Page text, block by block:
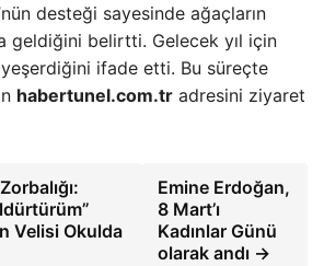
desteği sayesinde ağaçların
geldiğini belirtti. Gelecek yıl için
yeşerdiğini ifade etti. Bu süreçte
habertunel.com.tr adresini ziyaret
Velisi Okulda
Emine Erdoğan,
8 Mart’ı
Kadınlar Günü
olarak andı →